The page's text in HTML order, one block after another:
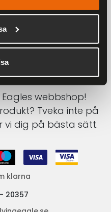
webbshop!
Tveka inte på
vi dig på bästa sätt.
klarna
20357